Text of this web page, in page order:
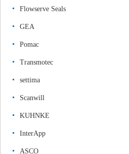
Flowserve Seals
GEA
Pomac
Transmotec
settima
Scanwill
KUHNKE
InterApp
ASCO